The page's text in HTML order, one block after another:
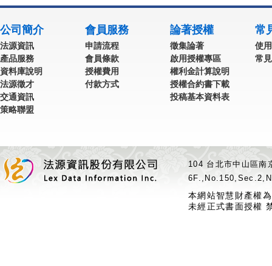
公司簡介
法源資訊
產品服務
資料庫說明
法源徵才
交通資訊
策略聯盟
會員服務
申請流程
會員條款
授權費用
付款方式
論著授權
徵集論著
啟用授權專區
權利金計算說明
授權合約書下載
投稿基本資料表
常
使
常
104 台北市中山區
本網站智慧財產權
未經正式書面授權